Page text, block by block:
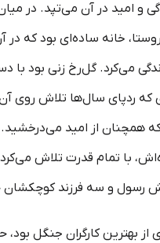
و امید در آن می‌تپد. در
خانه ساده‌ای بود که در
می‌کرد. گل‌رخ زنی بود با
که ردپای سال‌ها تلاش روی
همچنان از امید
با تمام قدرت تلاش می‌کرد
رسول و سه فرزند کوچکشان
بهترین کارگران جنگل بود،